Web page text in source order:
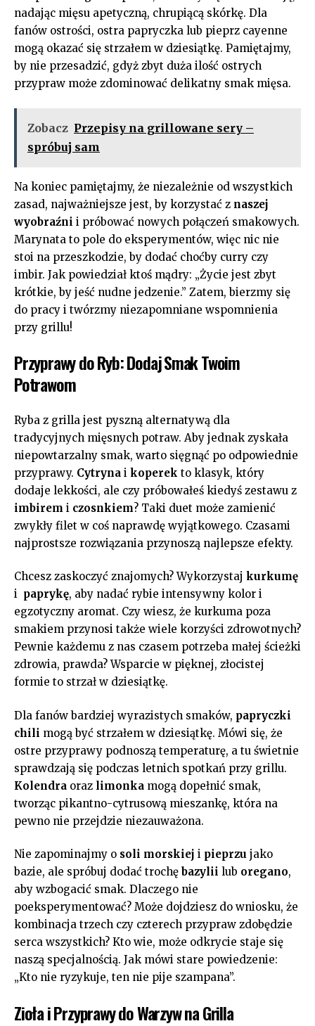
nadając⁢ mięsu apetyczną, chrupiącą ​skórkę. Dla
fanów ostrości, ​ostra papryczka lub pieprz cayenne
mogą okazać się strzałem w dziesiątkę. Pamiętajmy,⁣
by nie przesadzić, gdyż zbyt ​duża ‌ilość ostrych
przypraw może zdominować delikatny smak mięsa.
Zobacz Przepisy na grillowane sery –
spróbuj sam
Na koniec pamiętajmy, że niezależnie od wszystkich
zasad, najważniejsze jest, by​ korzystać z naszej
‌wyobraźni i⁣ próbować nowych⁢ połączeń smakowych.
​Marynata to​ pole do eksperymentów,‍ więc ‍nic nie‍
stoi na przeszkodzie, by dodać choćby curry czy‍
imbir. Jak​ powiedział ktoś mądry: „Życie jest⁤ zbyt
krótkie, ⁣by ‌jeść nudne⁤ jedzenie.” Zatem, bierzmy się
do ​pracy i​ twórzmy niezapomniane wspomnienia
przy grillu!
Przyprawy do Ryb: Dodaj⁣ Smak ‌Twoim
Potrawom
Ryba z​ grilla ‌jest pyszną alternatywą dla
tradycyjnych​ mięsnych potraw. Aby jednak zyskała
niepowtarzalny smak, warto ⁣sięgnąć po ‍odpowiednie
⁤przyprawy. Cytryna i koperek to klasyk,⁣ który
dodaje lekkości, ale czy próbowałeś kiedyś zestawu⁣ z
imbirem i czosnkiem? Taki duet może zamienić‍
zwykły filet w coś naprawdę ⁣wyjątkowego. Czasami
⁢najprostsze‌ rozwiązania przynoszą najlepsze ​efekty.
Chcesz zaskoczyć​ znajomych? Wykorzystaj kurkumę
i ⁣ paprykę, aby nadać rybie‌ intensywny kolor i ​
egzotyczny aromat. Czy wiesz, że kurkuma poza
smakiem przynosi także wiele korzyści zdrowotnych?⁤
Pewnie ⁣każdemu z nas czasem potrzeba małej ⁤ścieżki
zdrowia,​ prawda? Wsparcie w pięknej, złocistej
formie⁣ to strzał w dziesiątkę.
Dla fanów bardziej wyrazistych smaków, papryczki
chili mogą być strzałem w dziesiątkę. Mówi‍ się,⁣ że
ostre przyprawy ‌podnoszą temperaturę, ⁣a⁢ tu świetnie
sprawdzają się podczas ‌letnich spotkań przy grillu.
Kolendra oraz limonka mogą dopełnić smak, ​
tworząc pikantno-cytrusową⁣ mieszankę, która na
pewno​ nie przejdzie niezauważona.
Nie zapominajmy o soli morskiej i pieprzu jako ​
bazie,⁢ ale spróbuj dodać trochę bazylii lub oregano,⁢
aby ⁣wzbogacić smak. ‌Dlaczego nie
poeksperymentować? Może dojdziesz do wniosku, że
‌kombinacja trzech czy czterech przypraw zdobędzie
serca wszystkich?⁤ Kto ‍wie, może ⁤odkrycie staje się
naszą specjalnością.⁤ Jak mówi stare​ powiedzenie:
„Kto nie ryzykuje,⁤ ten nie pije szampana”.
Zioła i Przyprawy do‌ Warzyw‌ na Grilla